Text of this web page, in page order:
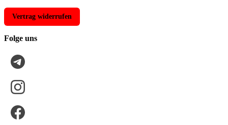
Vertrag widerrufen
Folge uns